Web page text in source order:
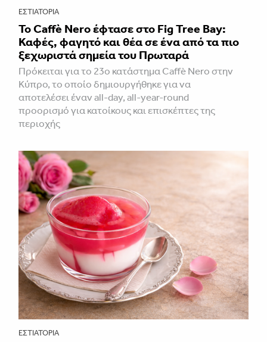
ΕΣΤΙΑΤΌΡΙΑ
Το Caffè Nero έφτασε στο Fig Tree Bay:
Καφές, φαγητό και θέα σε ένα από τα πιο
ξεχωριστά σημεία του Πρωταρά
Πρόκειται για το 23ο κατάστημα Caffè Nero στην
Κύπρο, το οποίο δημιουργήθηκε για να
αποτελέσει έναν all-day, all-year-round
προορισμό για κατοίκους και επισκέπτες της
περιοχής
ΕΣΤΙΑΤΌΡΙΑ